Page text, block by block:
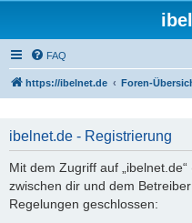
FAQ
https://ibelnet.de Foren-
ibelnet.de - Registrierung
Mit dem Zugriff auf
zwischen dir und dem
Regelungen geschlossen: